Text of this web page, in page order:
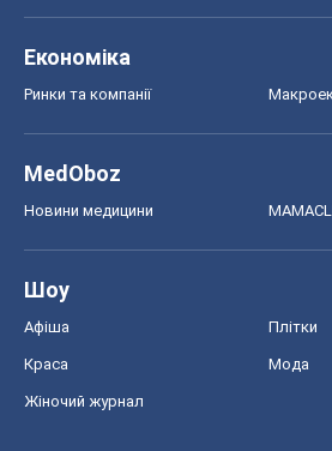
Економіка
Ринки та компанії
MedOboz
Новини медицини
Шоу
Афіша Плітки
Краса Мода
Жіночий журнал